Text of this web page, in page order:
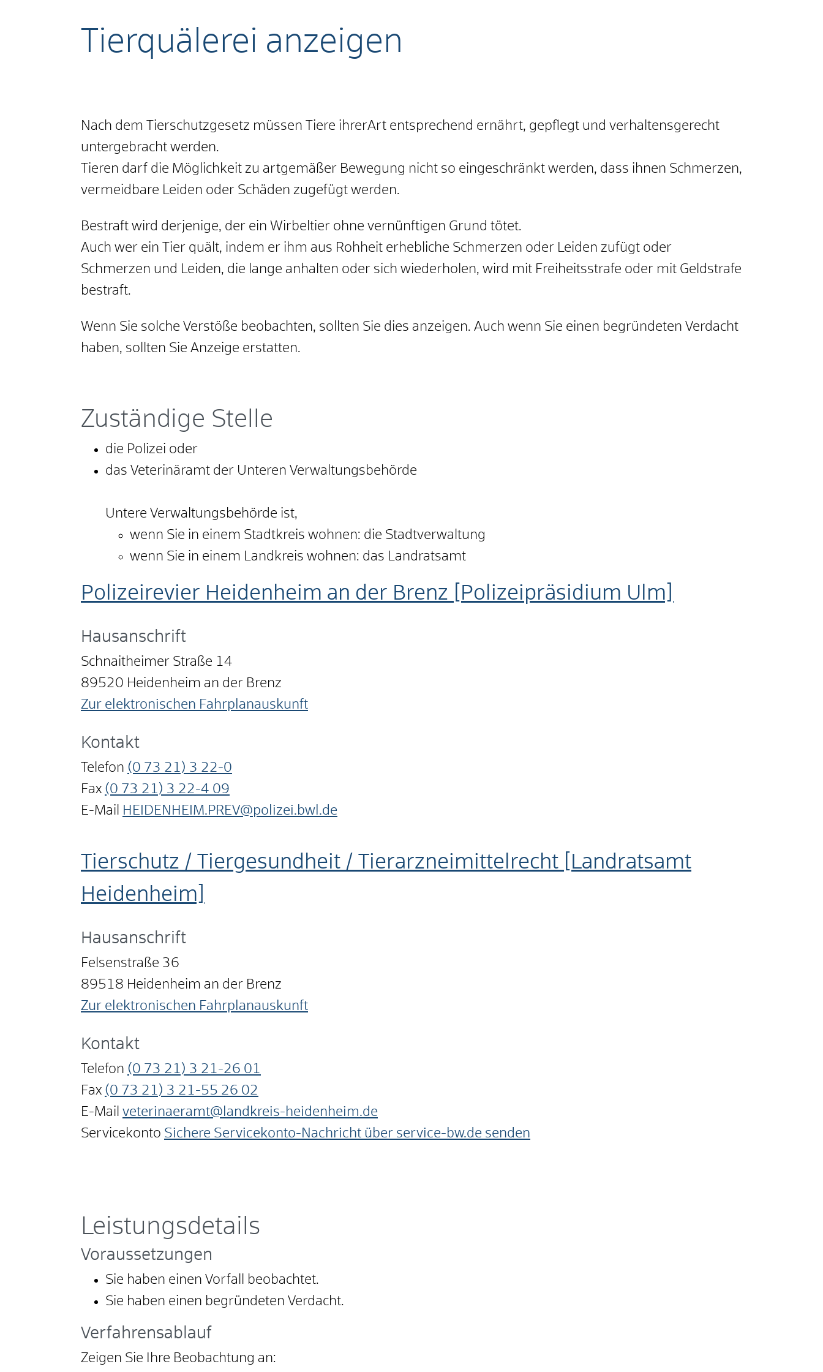
Tierquälerei anzeigen
Nach dem Tierschutzgesetz müssen Tiere ihrerArt entsprechend ernährt, gepflegt und verhaltensgerecht
untergebracht werden.
Tieren darf die Möglichkeit zu artgemäßer Bewegung nicht so eingeschränkt werden, dass ihnen Schmerzen,
vermeidbare Leiden oder Schäden zugefügt werden.
Bestraft wird derjenige, der ein Wirbeltier ohne vernünftigen Grund tötet.
Auch wer ein Tier quält, indem er ihm aus Rohheit erhebliche Schmerzen oder Leiden zufügt oder
Schmerzen und Leiden, die lange anhalten oder sich wiederholen, wird mit Freiheitsstrafe oder mit Geldstrafe
bestraft.
Wenn Sie solche Verstöße beobachten, sollten Sie dies anzeigen. Auch wenn Sie einen begründeten Verdacht
haben, sollten Sie Anzeige erstatten.
Zuständige Stelle
die Polizei oder
das Veterinäramt der Unteren Verwaltungsbehörde
Untere Verwaltungsbehörde ist,
wenn Sie in einem Stadtkreis wohnen: die Stadtverwaltung
wenn Sie in einem Landkreis wohnen: das Landratsamt
Polizeirevier Heidenheim an der Brenz [Polizeipräsidium Ulm]
Hausanschrift
Schnaitheimer Straße 14
89520 Heidenheim an der Brenz
Zur elektronischen Fahrplanauskunft
Kontakt
Telefon (0 73 21) 3 22-0
Fax (0 73 21) 3 22-4 09
E-Mail
HEIDENHEIM.PREV@polizei.bwl.de
Tierschutz / Tiergesundheit / Tierarzneimittelrecht [Landratsamt
Heidenheim]
Hausanschrift
Felsenstraße 36
89518 Heidenheim an der Brenz
Zur elektronischen Fahrplanauskunft
Kontakt
Telefon (0 73 21) 3 21-26 01
Fax (0 73 21) 3 21-55 26 02
E-Mail veterinaeramt@landkreis-heidenheim.de
Servicekonto Sichere Servicekonto-Nachricht über service-bw.de senden
Leistungsdetails
Voraussetzungen
Sie haben einen Vorfall beobachtet.
Sie haben einen begründeten Verdacht.
Verfahrensablauf
Zeigen Sie Ihre Beobachtung an: